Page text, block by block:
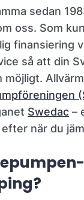
sedan
oss. Som
finansiering
så att din
möjligt.
Swedac –
när du